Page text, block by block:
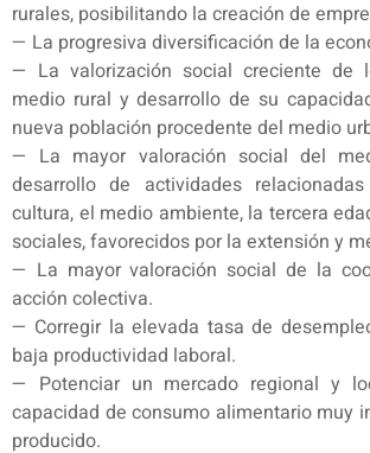
rurales, posibilitando la creación de
— La progresiva diversificación de la
— La valorización social creciente de
medio rural y desarrollo de su
nueva población procedente del medio
— La mayor valoración social del
desarrollo de actividades
cultura, el medio ambiente, la tercera
sociales, favorecidos por la extensión y
— La mayor valoración social de la
acción colectiva.
— Corregir la elevada tasa de
baja productividad laboral.
— Potenciar un mercado regional y
capacidad de consumo alimentario muy
producido.